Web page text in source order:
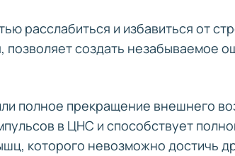
расслабиться и избавиться от
позволяет создать незабываемое
полное прекращение внешнего
в ЦНС и способствует
которого невозможно достичь